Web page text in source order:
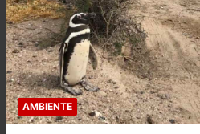
AMBIENTE